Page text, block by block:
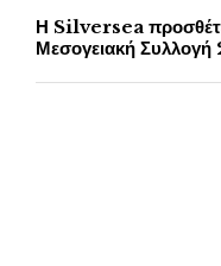
Η Silversea
Μεσογειακή